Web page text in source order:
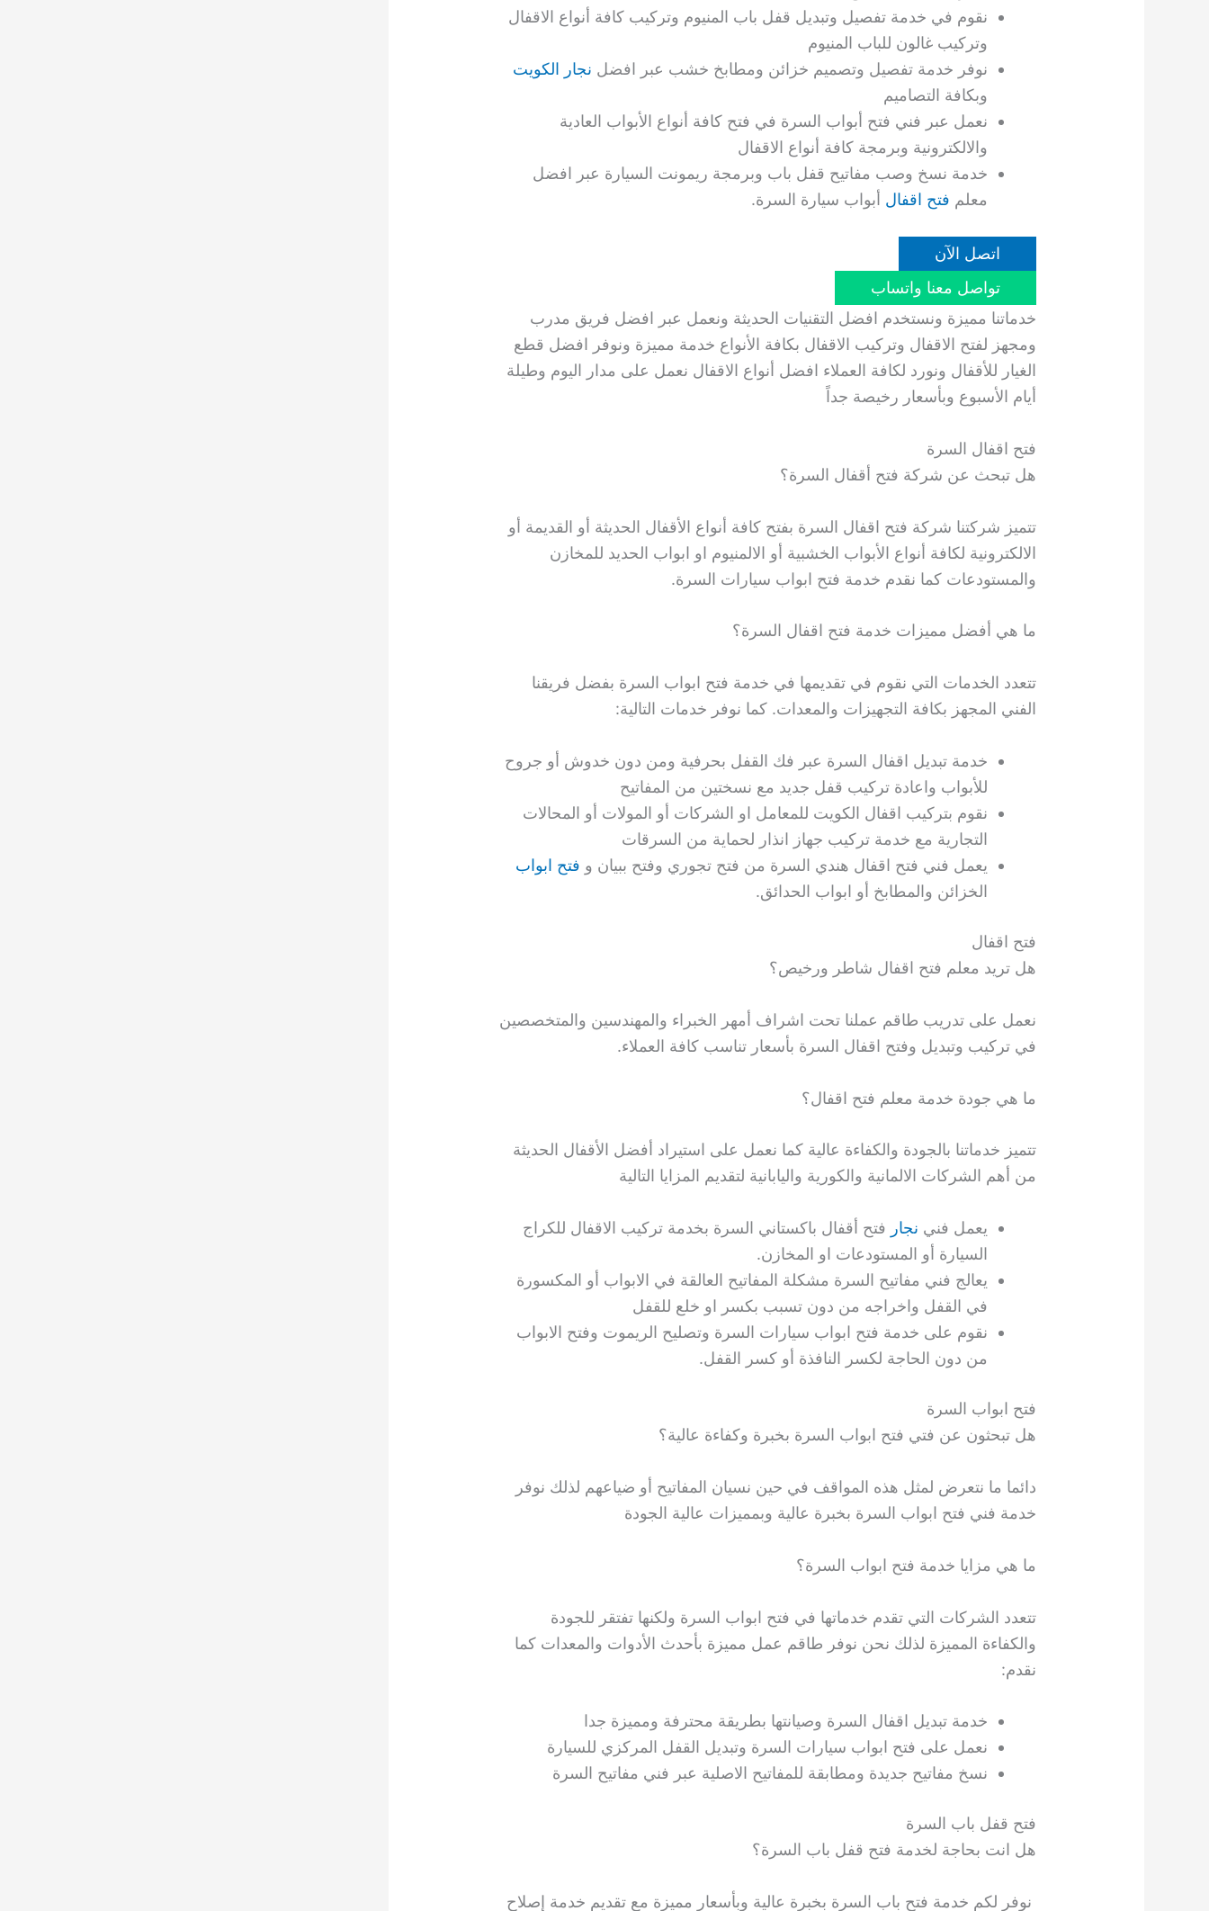
نقوم في خدمة تفصيل وتبديل قفل باب المنيوم وتركيب كافة أنواع الاقفال
وتركيب غالون للباب المنيوم
نوفر خدمة تفصيل وتصميم خزائن ومطابخ خشب عبر افضل نجار الكويت
وبكافة التصاميم
نعمل عبر فني فتح أبواب السرة في فتح كافة أنواع الأبواب العادية
والالكترونية وبرمجة كافة أنواع الاقفال
خدمة نسخ وصب مفاتيح قفل باب وبرمجة ريمونت السيارة عبر افضل
معلم فتح اقفال أبواب سيارة السرة.
اتصل الآن
تواصل معنا واتساب
خدماتنا مميزة ونستخدم افضل التقنيات الحديثة ونعمل عبر افضل فريق مدرب
ومجهز لفتح الاقفال وتركيب الاقفال بكافة الأنواع خدمة مميزة ونوفر افضل قطع
الغيار للأقفال ونورد لكافة العملاء افضل أنواع الاقفال نعمل على مدار اليوم وطيلة
أيام الأسبوع وبأسعار رخيصة جداً
فتح اقفال السرة
هل تبحث عن شركة فتح أقفال السرة؟
تتميز شركتنا شركة فتح اقفال السرة بفتح كافة أنواع الأقفال الحديثة أو القديمة أو
الالكترونية لكافة أنواع الأبواب الخشبية أو الالمنيوم او ابواب الحديد للمخازن
والمستودعات كما نقدم خدمة فتح ابواب سيارات السرة.
ما هي أفضل مميزات خدمة فتح اقفال السرة؟
تتعدد الخدمات التي نقوم في تقديمها في خدمة فتح ابواب السرة بفضل فريقنا
الفني المجهز بكافة التجهيزات والمعدات. كما نوفر خدمات التالية:
خدمة تبديل اقفال السرة عبر فك القفل بحرفية ومن دون خدوش أو جروح
للأبواب واعادة تركيب قفل جديد مع نسختين من المفاتيح
نقوم بتركيب اقفال الكويت للمعامل او الشركات أو المولات أو المحالات
التجارية مع خدمة تركيب جهاز انذار لحماية من السرقات
يعمل فني فتح اقفال هندي السرة من فتح تجوري وفتح ببيان و فتح ابواب
الخزائن والمطابخ أو ابواب الحدائق.
فتح اقفال
هل تريد معلم فتح اقفال شاطر ورخيص؟
نعمل على تدريب طاقم عملنا تحت اشراف أمهر الخبراء والمهندسين والمتخصصين
في تركيب وتبديل وفتح اقفال السرة بأسعار تناسب كافة العملاء.
ما هي جودة خدمة معلم فتح اقفال؟
تتميز خدماتنا بالجودة والكفاءة عالية كما نعمل على استيراد أفضل الأقفال الحديثة
من أهم الشركات الالمانية والكورية واليابانية لتقديم المزايا التالية
يعمل فني نجار فتح أقفال باكستاني السرة بخدمة تركيب الاقفال للكراج
السيارة أو المستودعات او المخازن.
يعالج فني مفاتيح السرة مشكلة المفاتيح العالقة في الابواب أو المكسورة
في القفل واخراجه من دون تسبب بكسر او خلع للقفل
نقوم على خدمة فتح ابواب سيارات السرة وتصليح الريموت وفتح الابواب
من دون الحاجة لكسر النافذة أو كسر القفل.
فتح ابواب السرة
هل تبحثون عن فتي فتح ابواب السرة بخبرة وكفاءة عالية؟
دائما ما نتعرض لمثل هذه المواقف في حين نسيان المفاتيح أو ضياعهم لذلك نوفر
خدمة فني فتح ابواب السرة بخبرة عالية وبمميزات عالية الجودة
ما هي مزايا خدمة فتح ابواب السرة؟
تتعدد الشركات التي تقدم خدماتها في فتح ابواب السرة ولكنها تفتقر للجودة
والكفاءة المميزة لذلك نحن نوفر طاقم عمل مميزة بأحدث الأدوات والمعدات كما
نقدم:
خدمة تبديل اقفال السرة وصيانتها بطريقة محترفة ومميزة جدا
نعمل على فتح ابواب سيارات السرة وتبديل القفل المركزي للسيارة
نسخ مفاتيح جديدة ومطابقة للمفاتيح الاصلية عبر فني مفاتيح السرة
فتح قفل باب السرة
هل انت بحاجة لخدمة فتح قفل باب السرة؟
نوفر لكم خدمة فتح باب السرة بخبرة عالية وبأسعار مميزة مع تقديم خدمة إصلاح